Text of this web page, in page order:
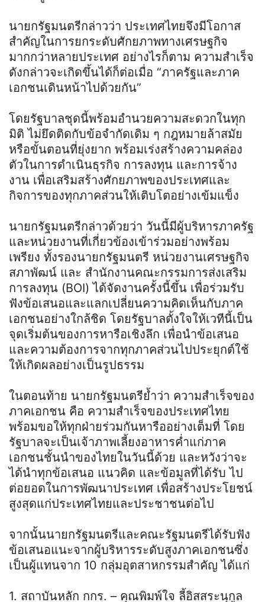
นายกรัฐมนตรีกล่าวว่า ประเทศไทยจึงมีโอกาส
สำคัญในการยกระดับศักยภาพทางเศรษฐกิจ
มากกว่าหลายประเทศ อย่างไรก็ตาม ความสำเร็จ
ดังกล่าวจะเกิดขึ้นได้ก็ต่อเมื่อ “ภาครัฐและภาค
เอกชนเดินหน้าไปด้วยกัน”
โดยรัฐบาลชุดนี้พร้อมอำนวยความสะดวกในทุก
มิติ ไม่ยึดติดกับข้อจำกัดเดิม ๆ กฎหมายล้าสมัย
หรือขั้นตอนที่ยุ่งยาก พร้อมเร่งสร้างความคล่อง
ตัวในการดำเนินธุรกิจ การลงทุน และการจ้าง
งาน เพื่อเสริมสร้างศักยภาพของประเทศและ
กิจการของทุกภาคส่วนให้เติบโตอย่างเข้มแข็ง
นายกรัฐมนตรีกล่าวด้วยว่า วันนี้มีผู้บริหารภาครัฐ
และหน่วยงานที่เกี่ยวข้องเข้าร่วมอย่างพร้อม
เพรียง ทั้งรองนายกรัฐมนตรี หน่วยงานเศรษฐกิจ
สภาพัฒน์ และ สำนักงานคณะกรรมการส่งเสริม
การลงทุน (BOI) ได้จัดงานครั้งนี้ขึ้น เพื่อร่วมรับ
ฟังข้อเสนอและแลกเปลี่ยนความคิดเห็นกับภาค
เอกชนอย่างใกล้ชิด โดยรัฐบาลตั้งใจให้เวทีนี้เป็น
จุดเริ่มต้นของการหารือเชิงลึก เพื่อนำข้อเสนอ
และความต้องการจากทุกภาคส่วนไปประยุกต์ใช้
ให้เกิดผลอย่างเป็นรูปธรรม
ในตอนท้าย นายกรัฐมนตรีย้ำว่า ความสำเร็จของ
ภาคเอกชน คือ ความสำเร็จของประเทศไทย
พร้อมขอให้ทุกฝ่ายร่วมกันหารืออย่างเต็มที่ โดย
รัฐบาลจะเป็นเจ้าภาพเลี้ยงอาหารค่ำแก่ภาค
เอกชนชั้นนำของไทยในวันนี้ด้วย และหวังว่าจะ
ได้นำทุกข้อเสนอ แนวคิด และข้อมูลที่ได้รับ ไป
ต่อยอดในการพัฒนาประเทศ เพื่อสร้างประโยชน์
สูงสุดแก่ประเทศไทยและประชาชนต่อไป
จากนั้นนายกรัฐมนตรีและคณะรัฐมนตรีได้รับฟัง
ข้อเสนอแนะจากผู้บริหารระดับสูงภาคเอกชนซึ่ง
เป็นผู้แทนจาก 10 กลุ่มอุตสาหกรรมสำคัญ ได้แก่
1. สถาบันหลัก กกร. – คุณพิมพ์ใจ ลี้อิสสระนุกูล